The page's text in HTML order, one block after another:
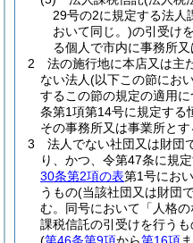
29号の2に規定する法人
おいて同じ。)の引受け
る個人で市内に事務所
2
法の施行地に本店又は主
ない法人(以下この節にお
するこの節の規定の適用
条第1項第14号に規定する
その事務所又は事業所とす
3
法人でない社団又は財団
り、かつ、令第47条に規
30条第2項の表第1号にお
うもの(当該社団又は財団
む。同号において「人格
課税信託の引受けを行う